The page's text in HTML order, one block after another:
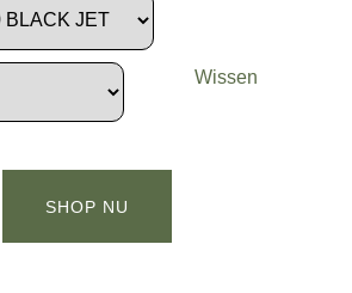
Wissen
SHOP NU